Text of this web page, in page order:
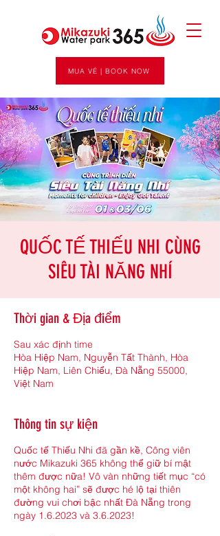
MUA VÉ | BOOK NOW
QUỐC TẾ THIẾU NHI CÙNG
SIÊU TÀI NĂNG NHÍ
Thời gian & Địa điểm
Sau xác định time
Hòa Hiệp Nam, Nguyễn Tất Thành, Hòa
Hiệp Nam, Liên Chiểu, Đà Nẵng 55000,
Việt Nam
Thông tin sự kiện
Quốc tế Thiếu Nhi đã gần kề, Công viên
nước Mikazuki 365 không thể giữ bí mật
thêm được nữa! Vô vàn những tiết mục “có
một không hai” sẽ được hé lộ tại thiên
đường vui chơi bậc nhất Đà Nẵng trong
ngày 1.6.2023 và 3.6.2023!